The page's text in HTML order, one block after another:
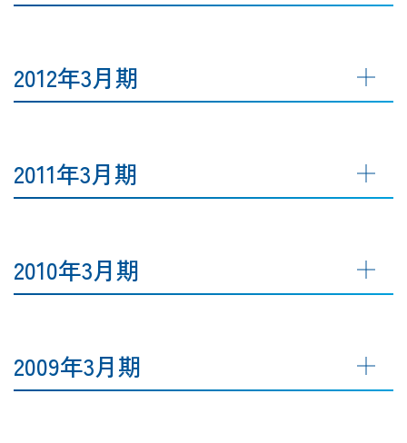
2012年3月期
2011年3月期
2010年3月期
2009年3月期